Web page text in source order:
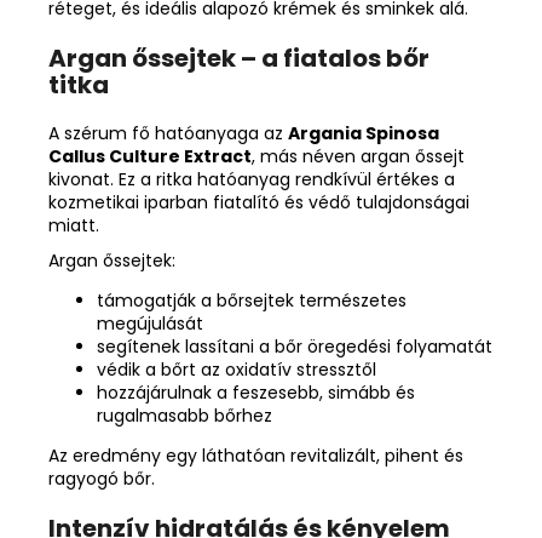
réteget, és ideális alapozó krémek és sminkek alá.
Argan őssejtek – a fiatalos bőr
titka
A szérum fő hatóanyaga az Argania Spinosa
Callus Culture Extract, más néven argan őssejt
kivonat. Ez a ritka hatóanyag rendkívül értékes a
kozmetikai iparban fiatalító és védő tulajdonságai
miatt.
Argan őssejtek:
támogatják a bőrsejtek természetes
megújulását
segítenek lassítani a bőr öregedési folyamatát
védik a bőrt az oxidatív stressztől
hozzájárulnak a feszesebb, simább és
rugalmasabb bőrhez
Az eredmény egy láthatóan revitalizált, pihent és
ragyogó bőr.
Intenzív hidratálás és kényelem